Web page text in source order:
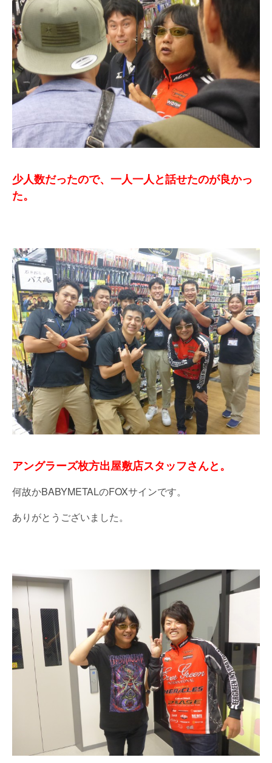
少人数だったので、一人一人と話せたのが良かっ
た。
アングラーズ枚方出屋敷店スタッフさんと。
何故かBABYMETALのFOXサインです。
ありがとうございました。